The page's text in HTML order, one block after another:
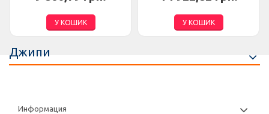
У КОШИК У КОШИК
Джипи
Информация